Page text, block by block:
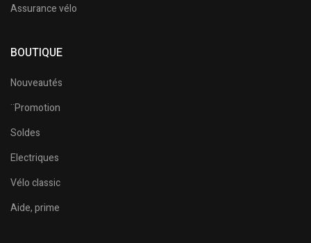
Assurance vélo
BOUTIQUE
Nouveautés
¨Promotion
Soldes
Electriques
Vélo classic
Aide, prime